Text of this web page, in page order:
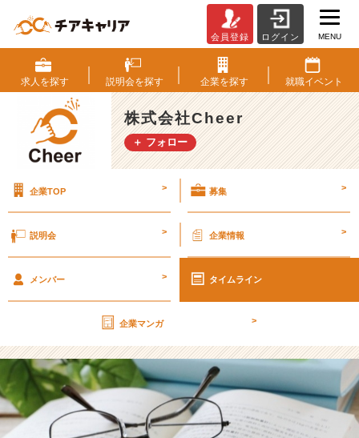
ン
タ
ー
ン
生
の
じ
h
の”学
べ
る”環
境
式
会
会員登録 ログイン MENU
求人を探す 説明会を探す 企業を探す 就職イベント
株式会社Cheer
＋ フォロー
企業TOP > 募集 >
説明会 > 企業情報 >
メンバー > タイムライン
企業マンガ >